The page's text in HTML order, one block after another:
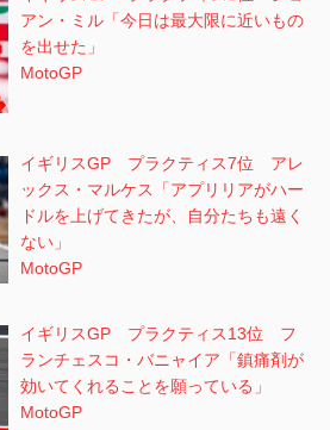
アン・ミル「今日は最大限に近いもの
を出せた」
MotoGP
イギリスGP プラクティス7位 アレ
ックス・マルケス「アプリリアがハー
ドルを上げてきたが、自分たちも遠く
ない」
MotoGP
イギリスGP プラクティス13位 フ
ランチェスコ・バニャイア「鎮痛剤が
効いてくれることを願っている」
MotoGP